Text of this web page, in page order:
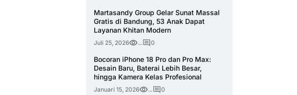
Martasandy Group Gelar Sunat Massal
Gratis di Bandung, 53 Anak Dapat
Layanan Khitan Modern
Juli 25, 2026 ... 0
Bocoran iPhone 18 Pro dan Pro Max:
Desain Baru, Baterai Lebih Besar,
hingga Kamera Kelas Profesional
Januari 15, 2026 ... 0